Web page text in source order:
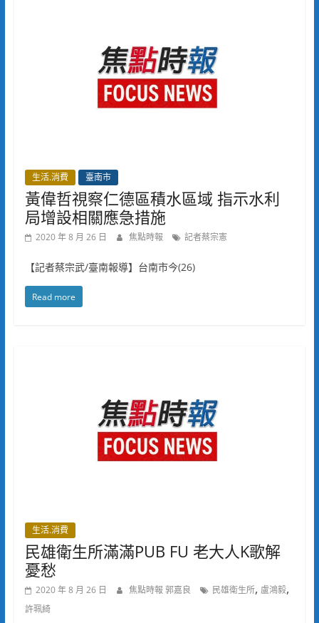
生活.消費 臺南市
黃偉哲視察仁德區積水區域 指示水利
局增設相關應急措施
2020 年 8 月 26 日 焦點時報 記者蔡宗憲
【記者蔡宗武/臺南報導】台南市今(26)
Read more
生活.消費
民雄衛生所滿滿PUB FU 老大人K歌解
憂愁
2020 年 8 月 26 日 焦點時報 郭嘉良 民雄衛生所, 盧鴻毅,
許珮綺